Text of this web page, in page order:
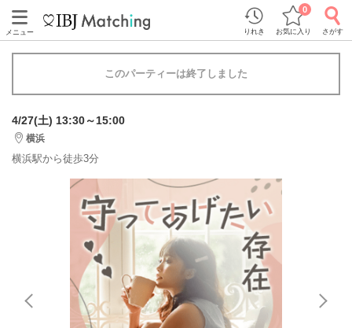
メニュー りれき お気に入り
0
さがす
このパーティーは終了しました
4/27(土) 13:30～15:00
横浜
横浜駅から徒歩3分